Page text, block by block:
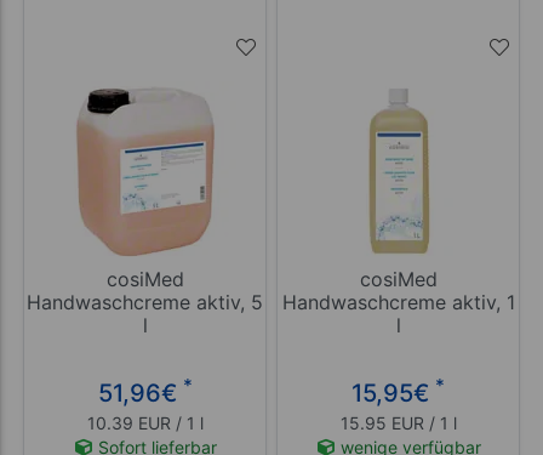
cosiMed
Handwaschcreme aktiv, 5
l
51,96€ *
10.39 EUR / 1 l
Sofort lieferbar
cosiMed
Handwaschcreme aktiv, 1
l
15,95€ *
15.95 EUR / 1 l
wenige verfügbar